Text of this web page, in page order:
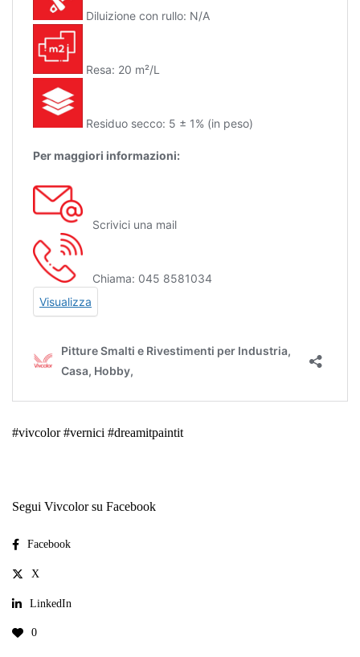
#vivcolor #vernici #dreamitpaintit
Segui Vivcolor su Facebook
Facebook
X
LinkedIn
0